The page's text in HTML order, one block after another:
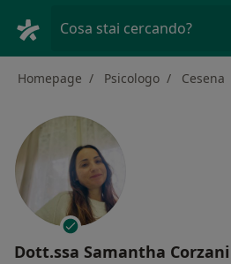
Cosa stai cercando?
Homepage Psicologo Cesena
Dott.ssa Samantha Corzani